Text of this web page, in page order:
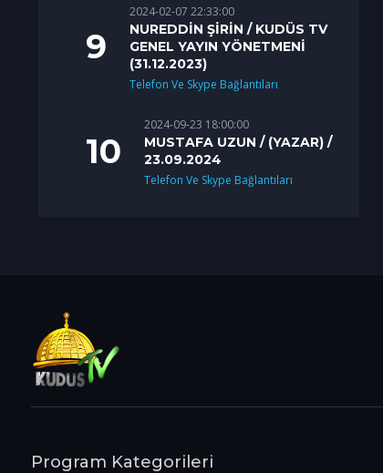
2024-02-07 22:33:00
NUREDDİN ŞİRİN / KUDÜS TV
GENEL YAYIN YÖNETMENİ
(31.12.2023)
Telefon Ve Skype Bağlantıları
2024-09-23 18:00:00
MUSTAFA UZUN / (YAZAR) /
23.09.2024
Telefon Ve Skype Bağlantıları
Program Kategorileri